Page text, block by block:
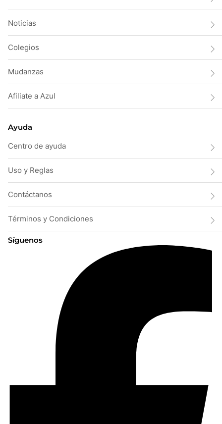
Noticias
Colegios
Mudanzas
Afiliate a Azul
Ayuda
Centro de ayuda
Uso y Reglas
Contáctanos
Términos y Condiciones
Síguenos